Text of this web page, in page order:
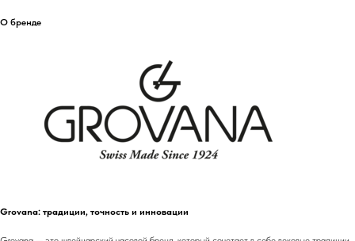
О бренде
Grovana: традиции, точность и инновации